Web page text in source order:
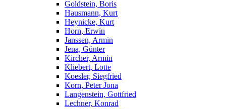
Goldstein, Boris
Hausmann, Kurt
Heynicke, Kurt
Horn, Erwin
Janssen, Armin
Jena, Günter
Kircher, Armin
Kliebert, Lotte
Koesler, Siegfried
Korn, Peter Jona
Langenstein, Gottfried
Lechner, Konrad